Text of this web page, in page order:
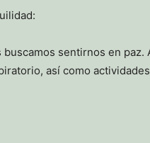
sentirnos en
así como